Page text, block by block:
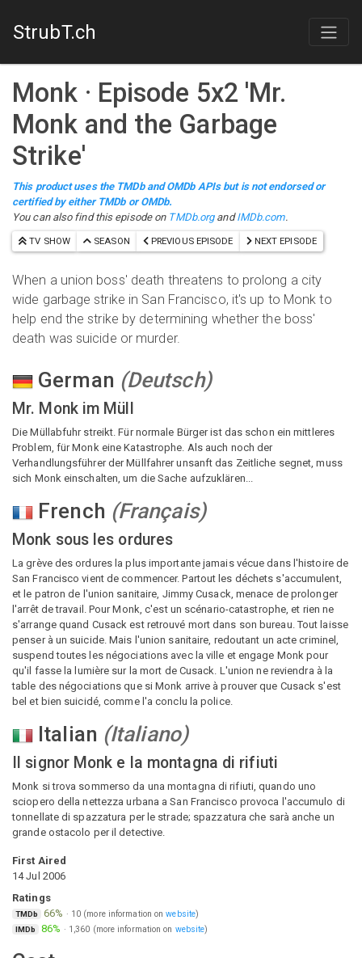
StrubT.ch
Monk · Episode 5x2 'Mr.
Monk and the Garbage
Strike'
This product uses the TMDb and OMDb APIs but is not endorsed or
certified by either TMDb or OMDb.
You can also find this episode on TMDb.organdIMDb.com.
TV SHOW SEASON PREVIOUS EPISODE NEXT EPISODE
When a union boss' death threatens to prolong a city
wide garbage strike in San Francisco, it's up to Monk to
help end the strike by determining whether the boss'
death was suicide or murder.
German (Deutsch)
Mr. Monk im Müll
Die Müllabfuhr streikt. Für normale Bürger ist das schon ein mittleres
Problem, für Monk eine Katastrophe. Als auch noch der
Verhandlungsführer der Müllfahrer unsanft das Zeitliche segnet, muss
sich Monk einschalten, um die Sache aufzuklären...
French (Français)
Monk sous les ordures
La grève des ordures la plus importante jamais vécue dans l'histoire de
San Francisco vient de commencer. Partout les déchets s'accumulent,
et le patron de l'union sanitaire, Jimmy Cusack, menace de prolonger
l'arrêt de travail. Pour Monk, c'est un scénario-catastrophe, et rien ne
s'arrange quand Cusack est retrouvé mort dans son bureau. Tout laisse
penser à un suicide. Mais l'union sanitaire, redoutant un acte criminel,
suspend toutes les négociations avec la ville et engage Monk pour
qu'il fasse la lumière sur la mort de Cusack. L'union ne reviendra à la
table des négociations que si Monk arrive à prouver que Cusack s'est
bel et bien suicidé, comme l'a conclu la police.
Italian (Italiano)
Il signor Monk e la montagna di rifiuti
Monk si trova sommerso da una montagna di rifiuti, quando uno
sciopero della nettezza urbana a San Francisco provoca l'accumulo di
tonnellate di spazzatura per le strade; spazzatura che sarà anche un
grande ostacolo per il detective.
First Aired
14 Jul 2006
Ratings
TMDb 66% · 10 (more information onwebsite)
IMDb 86% · 1,360 (more information on website)